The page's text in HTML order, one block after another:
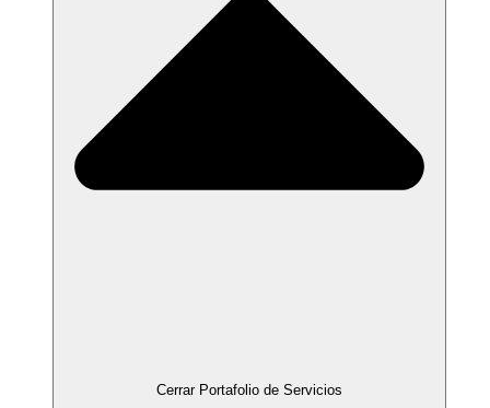
Cerrar Portafolio de Servicios